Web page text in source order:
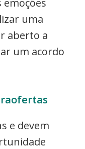
uma
aberto a
um acordo
e devem